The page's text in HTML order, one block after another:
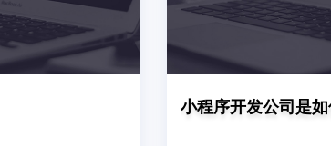
小程序开发公司是